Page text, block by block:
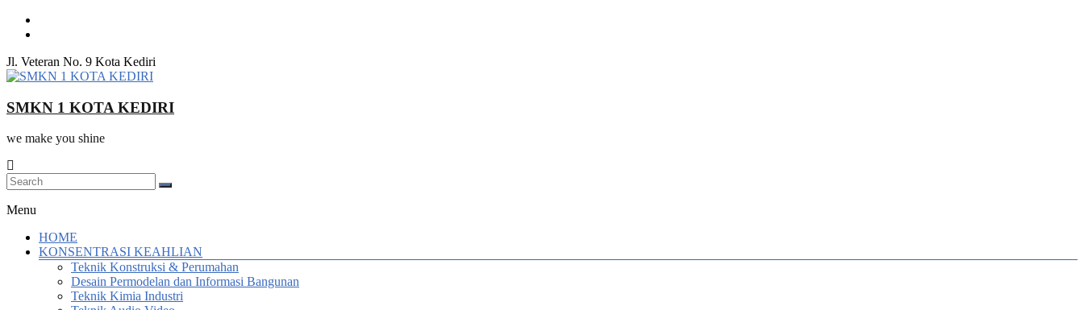
Skip
Jl. Veteran No. 9 Kota Kediri
SMKN 1 KOTA KEDIRI
we make you shine
Menu
HOME
KONSENTRASI KEAHLIAN
Teknik Konstruksi & Perumahan
Desain Permodelan dan Informasi Bangunan
Teknik Kimia Industri